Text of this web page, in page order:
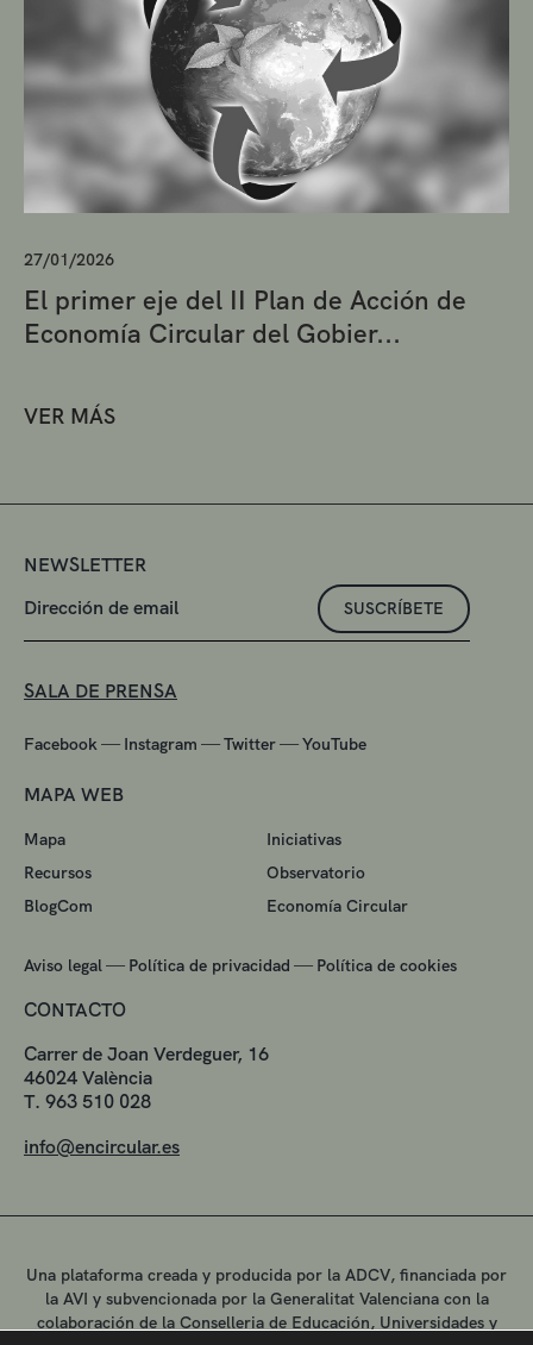
27/01/2026
El primer eje del II Plan de Acción de
Economía Circular del Gobier...
VER MÁS
NEWSLETTER
SUSCRÍBETE
SALA DE PRENSA
Facebook — Instagram —Twitter—YouTube
MAPA WEB
Mapa
Iniciativas
Recursos
Observatorio
BlogCom
Economía Circular
Aviso legal — Política de privacidad — Política de cookies
CONTACTO
Carrer de Joan Verdeguer, 16
46024 València
T. 963 510 028
info@encircular.es
Una plataforma creada y producida por la ADCV, financiada por
la AVI y subvencionada por la Generalitat Valenciana con la
colaboración de la Conselleria de Educación, Universidades y